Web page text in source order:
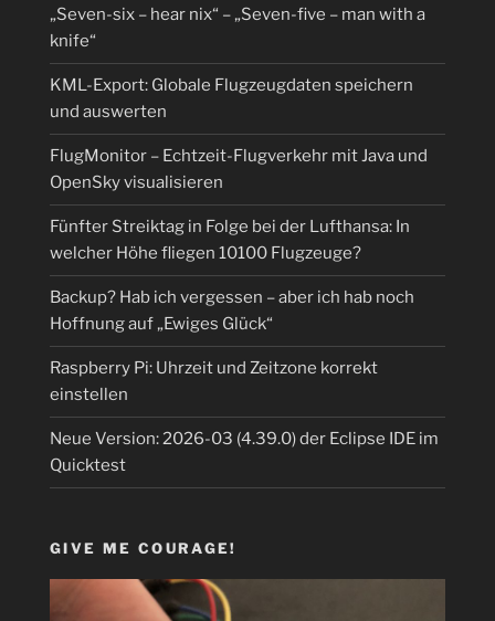
„Seven-six – hear nix“ – „Seven-five – man with a
knife“
KML-Export: Globale Flugzeugdaten speichern
und auswerten
FlugMonitor – Echtzeit-Flugverkehr mit Java und
OpenSky visualisieren
Fünfter Streiktag in Folge bei der Lufthansa: In
welcher Höhe fliegen 10100 Flugzeuge?
Backup? Hab ich vergessen – aber ich hab noch
Hoffnung auf „Ewiges Glück“
Raspberry Pi: Uhrzeit und Zeitzone korrekt
einstellen
Neue Version: 2026-03 (4.39.0) der Eclipse IDE im
Quicktest
GIVE ME COURAGE!